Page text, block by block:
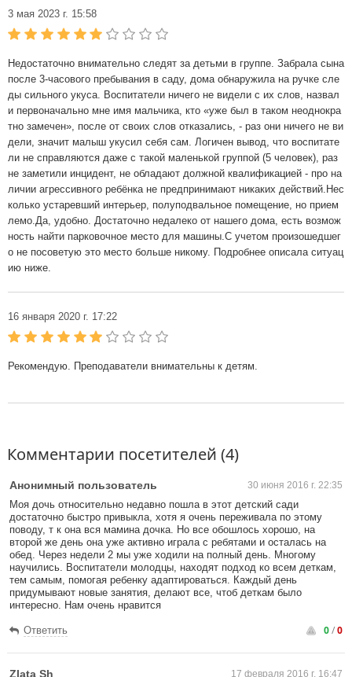
3 мая 2023 г. 15:58
Недостаточно внимательно следят за детьми в группе. Забрала сына
после 3-часового пребывания в саду, дома обнаружила на ручке сле
ды сильного укуса. Воспитатели ничего не видели с их слов, назвал
и первоначально мне имя мальчика, кто «уже был в таком неоднокра
тно замечен», после от своих слов отказались, - раз они ничего не ви
дели, значит малыш укусил себя сам. Логичен вывод, что воспитате
ли не справляются даже с такой маленькой группой (5 человек), раз
не заметили инцидент, не обладают должной квалификацией - про на
личии агрессивного ребёнка не предпринимают никаких действий.Нес
колько устаревший интерьер, полуподвальное помещение, но прием
лемо.Да, удобно. Достаточно недалеко от нашего дома, есть возмож
ность найти парковочное место для машины.С учетом произошедшег
о не посоветую это место больше никому. Подробнее описала ситуац
ию ниже.
16 января 2020 г. 17:22
Рекомендую. Преподаватели внимательны к детям.
Комментарии посетителей (4)
Анонимный пользователь 30 июня 2016 г. 22:35
Моя дочь относительно недавно пошла в этот детский сади
достаточно быстро привыкла, хотя я очень переживала по этому
поводу, т к она вся мамина дочка. Но все обошлось хорошо, на
второй же день она уже активно играла с ребятами и осталась на
обед. Через недели 2 мы уже ходили на полный день. Многому
научились. Воспитатели молодцы, находят подход ко всем деткам,
тем самым, помогая ребенку адаптироваться. Каждый день
придумывают новые занятия, делают все, чтоб деткам было
интересно. Нам очень нравится
Ответить 0/0
Zlata Sh 17 февраля 2016 г. 16:47